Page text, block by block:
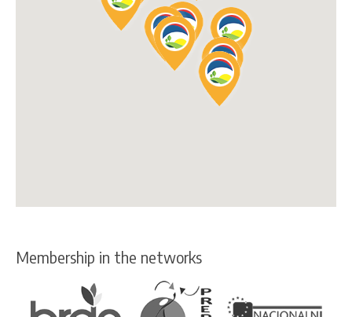
Membership in the networks